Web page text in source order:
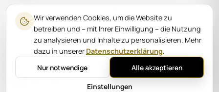
Glossar
MARLIN Immobilien AG
Cookie-Einstellungen
Wir verwenden Cookies, um die Website zu
betreiben und – mit Ihrer Einwilligung – die Nutzung
zu analysieren und Inhalte zu personalisieren. Mehr
dazu in unserer Datenschutzerklärung.
Einstellungen
Nur notwendige Alle akzeptieren